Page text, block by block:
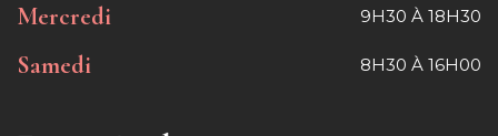
Mercredi 9H30 À 18H30
Samedi 8H30 À 16H00